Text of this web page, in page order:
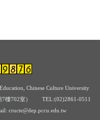
Chinese Culture University
7樓702室） TEL:(02)2861-0511